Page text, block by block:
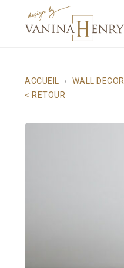
ACCUEIL WALL DECOR
< RETOUR